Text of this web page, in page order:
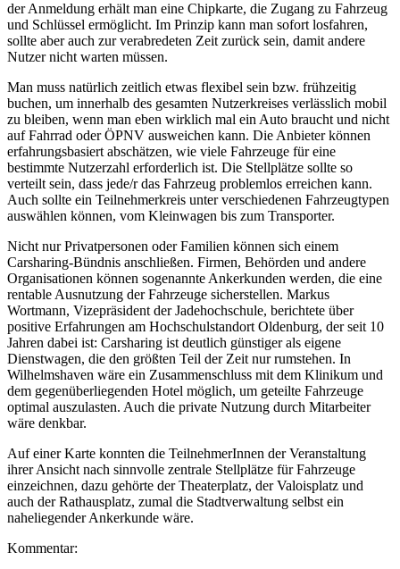
der Anmeldung erhält man eine Chipkarte, die Zugang zu Fahrzeug
und Schlüssel ermöglicht. Im Prinzip kann man sofort losfahren,
sollte aber auch zur verabredeten Zeit zurück sein, damit andere
Nutzer nicht warten müssen.
Man muss natürlich zeitlich etwas flexibel sein bzw. frühzeitig
buchen, um innerhalb des gesamten Nutzerkreises verlässlich mobil
zu bleiben, wenn man eben wirklich mal ein Auto braucht und nicht
auf Fahrrad oder ÖPNV ausweichen kann. Die Anbieter können
erfahrungsbasiert abschätzen, wie viele Fahrzeuge für eine
bestimmte Nutzerzahl erforderlich ist. Die Stellplätze sollte so
verteilt sein, dass jede/r das Fahrzeug problemlos erreichen kann.
Auch sollte ein Teilnehmerkreis unter verschiedenen Fahrzeugtypen
auswählen können, vom Kleinwagen bis zum Transporter.
Nicht nur Privatpersonen oder Familien können sich einem
Carsharing-Bündnis anschließen. Firmen, Behörden und andere
Organisationen können sogenannte Ankerkunden werden, die eine
rentable Ausnutzung der Fahrzeuge sicherstellen. Markus
Wortmann, Vizepräsident der Jadehochschule, berichtete über
positive Erfahrungen am Hochschulstandort Oldenburg, der seit 10
Jahren dabei ist: Carsharing ist deutlich günstiger als eigene
Dienstwagen, die den größten Teil der Zeit nur rumstehen. In
Wilhelmshaven wäre ein Zusammenschluss mit dem Klinikum und
dem gegenüberliegenden Hotel möglich, um geteilte Fahrzeuge
optimal auszulasten. Auch die private Nutzung durch Mitarbeiter
wäre denkbar.
Auf einer Karte konnten die TeilnehmerInnen der Veranstaltung
ihrer Ansicht nach sinnvolle zentrale Stellplätze für Fahrzeuge
einzeichnen, dazu gehörte der Theaterplatz, der Valoisplatz und
auch der Rathausplatz, zumal die Stadtverwaltung selbst ein
naheliegender Ankerkunde wäre.
Kommentar: